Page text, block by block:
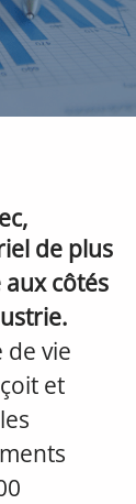
de plus
aux côtés
de vie
et